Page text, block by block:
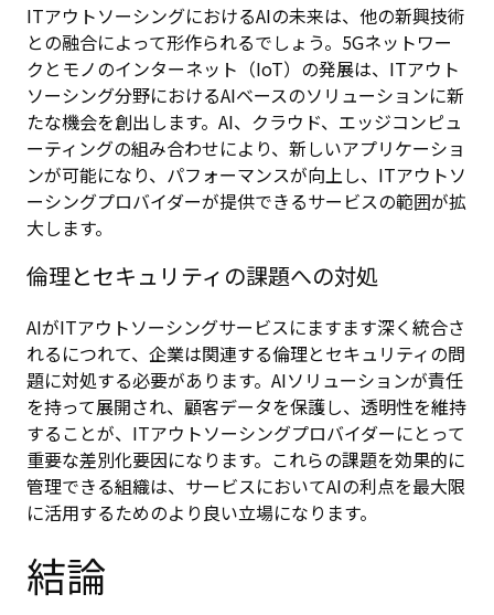
ITアウトソーシングにおけるAIの未来は、他の新興技術
との融合によって形作られるでしょう。5Gネットワー
クとモノのインターネット（IoT）の発展は、ITアウト
ソーシング分野におけるAIベースのソリューションに新
たな機会を創出します。AI、クラウド、エッジコンピュ
ーティングの組み合わせにより、新しいアプリケーショ
ンが可能になり、パフォーマンスが向上し、ITアウトソ
ーシングプロバイダーが提供できるサービスの範囲が拡
大します。
倫理とセキュリティの課題への対処
AIがITアウトソーシングサービスにますます深く統合さ
れるにつれて、企業は関連する倫理とセキュリティの問
題に対処する必要があります。AIソリューションが責任
を持って展開され、顧客データを保護し、透明性を維持
することが、ITアウトソーシングプロバイダーにとって
重要な差別化要因になります。これらの課題を効果的に
管理できる組織は、サービスにおいてAIの利点を最大限
に活用するためのより良い立場になります。
結論